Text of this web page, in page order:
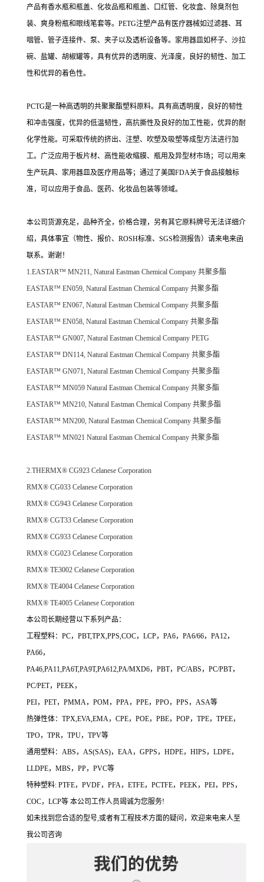
产品有香水瓶和瓶盖、化妆品瓶和瓶盖、口红管、化妆盒、除臭剂包
装、爽身粉瓶和眼线笔套等。PETG注塑产品有医疗器械如过滤器、耳
咽管、管子连接件、泵、夹子以及透析设备等。家用器皿如杯子、沙拉
碗、盐罐、胡椒罐等，具有优异的透明度、光泽度，良好的韧性、加工
性和优异的着色性。
PCTG是一种高透明的共聚聚酯塑料原料。具有高透明度，良好的韧性
和冲击强度，优异的低温韧性，高抗撕性及良好的加工性能，优异的耐
化学性能。可采取传统的挤出、注塑、吹塑及吸塑等成型方法进行加
工。广泛应用于板片材、高性能收缩膜、瓶用及异型材市场；可以用来
生产玩具、家用器皿及医疗用品等；通过了美国FDA关于食品接触标
准，可以应用于食品、医药、化妆品包装等领域。
本公司货源充足，品种齐全，价格合理，另有其它原料牌号无法详细介
绍，具体事宜（物性、报价、ROSH标准、SGS检测报告）请来电来函
联系。谢谢！
1.EASTAR™ MN211, Natural Eastman Chemical Company 共聚多酯
EASTAR™ EN059, Natural Eastman Chemical Company 共聚多酯
EASTAR™ EN067, Natural Eastman Chemical Company 共聚多酯
EASTAR™ EN058, Natural Eastman Chemical Company 共聚多酯
EASTAR™ GN007, Natural Eastman Chemical Company PETG
EASTAR™ DN114, Natural Eastman Chemical Company 共聚多酯
EASTAR™ GN071, Natural Eastman Chemical Company 共聚多酯
EASTAR™ MN059 Natural Eastman Chemical Company 共聚多酯
EASTAR™ MN210, Natural Eastman Chemical Company 共聚多酯
EASTAR™ MN200, Natural Eastman Chemical Company 共聚多酯
EASTAR™ MN021 Natural Eastman Chemical Company 共聚多酯
2.THERMX® CG923 Celanese Corporation
RMX® CG033 Celanese Corporation
RMX® CG943 Celanese Corporation
RMX® CGT33 Celanese Corporation
RMX® CG933 Celanese Corporation
RMX® CG023 Celanese Corporation
RMX® TE3002 Celanese Corporation
RMX® TE4004 Celanese Corporation
RMX® TE4005 Celanese Corporation
本公司长期经营以下系列产品：
工程塑料：PC，PBT,TPX,PPS,COC，LCP，PA6，PA6/66，PA12，
PA66，
PA46,PA11,PA6T,PA9T,PA612,PA/MXD6，PBT，PC/ABS，PC/PBT，
PC/PET，PEEK，
PEI，PET，PMMA，POM，PPA，PPE，PPO，PPS，ASA等
热弹性体：TPX,EVA,EMA，CPE，POE，PBE，POP，TPE，TPEE，
TPO，TPR，TPU，TPV等
通用塑料：ABS，AS(SAS)，EAA，GPPS，HDPE，HIPS，LDPE，
LLDPE，MBS，PP，PVC等
特种塑料: PTFE，PVDF，PFA，ETFE，PCTFE，PEEK，PEI，PPS，
COC，LCP等 本公司工作人员竭诚为您服务!
如未找到您合适的型号,或者有工程技术方面的疑问，欢迎来电来人至
我公司咨询